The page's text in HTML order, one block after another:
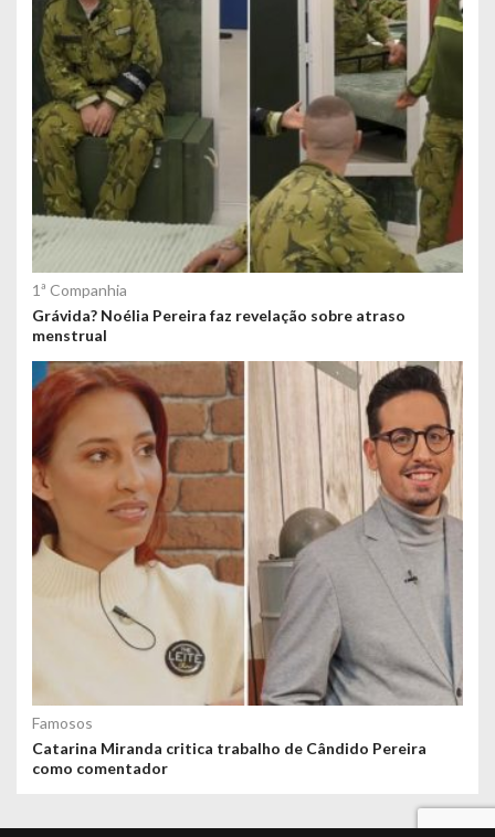
1ª Companhia
Grávida? Noélia Pereira faz revelação sobre atraso
menstrual
Famosos
Catarina Miranda critica trabalho de Cândido Pereira
como comentador